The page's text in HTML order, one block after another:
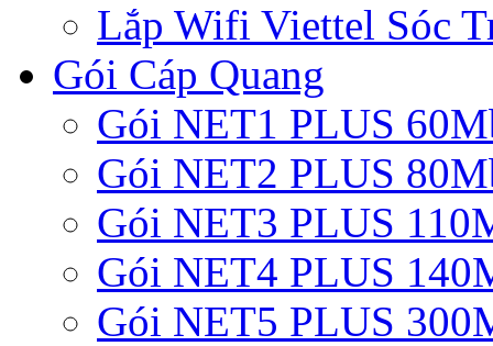
Lắp Wifi Viettel Sóc
Gói Cáp Quang
Gói NET1 PLUS
Gói NET2 PLUS
Gói NET3 PLUS
Gói NET4 PLUS
Gói NET5 PLUS